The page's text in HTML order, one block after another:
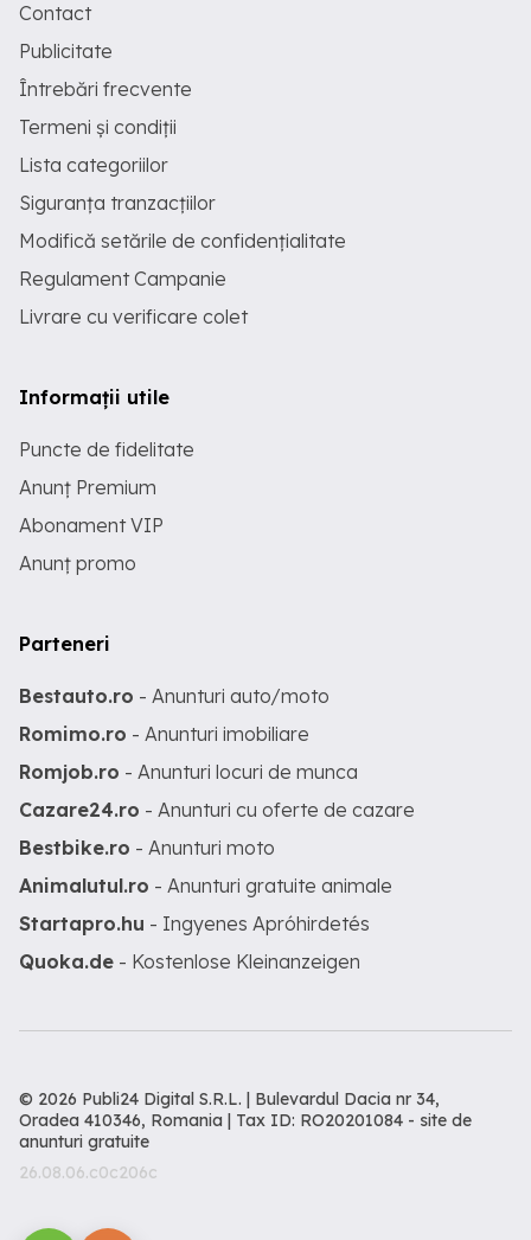
Contact
Publicitate
Întrebări frecvente
Termeni și condiții
Lista categoriilor
Siguranța tranzacțiilor
Modifică setările de confidențialitate
Regulament Campanie
Livrare cu verificare colet
Informații utile
Puncte de fidelitate
Anunț Premium
Abonament VIP
Anunț promo
Parteneri
Bestauto.ro - Anunturi auto/moto
Romimo.ro - Anunturi imobiliare
Romjob.ro - Anunturi locuri de munca
Cazare24.ro - Anunturi cu oferte de cazare
Bestbike.ro - Anunturi moto
Animalutul.ro - Anunturi gratuite animale
Startapro.hu - Ingyenes Apróhirdetés
Quoka.de - Kostenlose Kleinanzeigen
© 2026 Publi24 Digital S.R.L. | Bulevardul Dacia nr 34,
Oradea 410346, Romania | Tax ID: RO20201084 - site de
anunturi gratuite
26.08.06.c0c206c